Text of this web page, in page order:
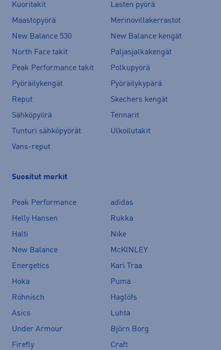
Kuoritakit
Lasten pyörä
Maastopyörä
Merinovillakerrastot
New Balance 530
New Balance kengät
North Face takit
Paljasjalkakengät
Peak Performance takit
Polkupyörä
Pyöräilykengät
Pyöräilykypärä
Reput
Skechers kengät
Sähköpyörä
Tennarit
Tunturi sähköpyörät
Ulkoilutakit
Vans-reput
Suositut merkit
Peak Performance
adidas
Helly Hansen
Rukka
Halti
Nike
New Balance
McKINLEY
Energetics
Kari Traa
Hoka
Puma
Röhnisch
Haglöfs
Asics
Luhta
Under Armour
Björn Borg
Firefly
Craft